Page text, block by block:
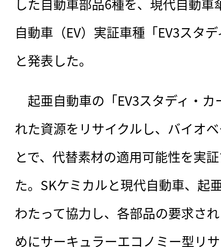
自動車（EV）実証車種「EV3スタ
と発表した。
起亜自動車の「EV3スタディ・カ
れた資源をリサイクルし、バイオ
とで、代替素材の適用可能性を実
た。SKケミカルと現代自動車、起
わたって協力し、各部品の要求さ
めにサーキュラーエコノミー型リ